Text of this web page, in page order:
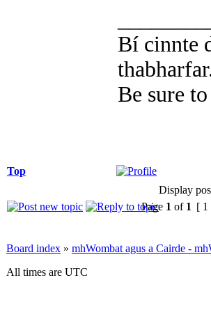
Bí cinnte
Be sure
Top
Display
Page 1 of 1 [ 1
Board index » mhWombat agus a Cairde -
All times are UTC